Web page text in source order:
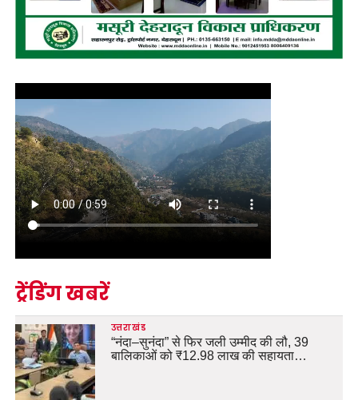
ट्रेंडिंग खबरें
उत्तराखंड
“नंदा–सुनंदा” से फिर जली उम्मीद की लौ, 39
बालिकाओं को ₹12.98 लाख की सहायता…